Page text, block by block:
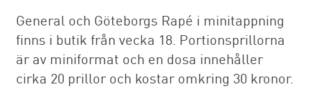
General och Göteborgs Rapé i minitappning
finns i butik från vecka 18. Portionsprillorna
är av miniformat och en dosa innehåller
cirka 20 prillor och kostar omkring 30 kronor.